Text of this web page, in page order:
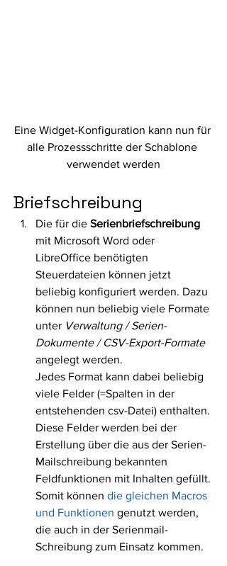
Eine Widget-Konfiguration kann nun für
alle Prozessschritte der Schablone
verwendet werden
Briefschreibung
Die für die Serienbriefschreibung
mit Microsoft Word oder
LibreOffice benötigten
Steuerdateien können jetzt
beliebig konfiguriert werden. Dazu
können nun beliebig viele Formate
unter Verwaltung / Serien-
Dokumente / CSV-Export-Formate
angelegt werden.
Jedes Format kann dabei beliebig
viele Felder (=Spalten in der
entstehenden csv-Datei) enthalten.
Diese Felder werden bei der
Erstellung über die aus der Serien-
Mailschreibung bekannten
Feldfunktionen mit Inhalten gefüllt.
Somit können die gleichen Macros
und Funktionen genutzt werden,
die auch in der Serienmail-
Schreibung zum Einsatz kommen.